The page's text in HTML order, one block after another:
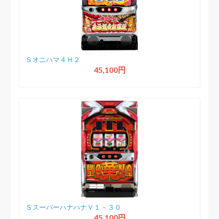
Ｓオニハマ４Ｈ２
45,100円
ＳスーパーハナハナＶ１－３０
45,100円